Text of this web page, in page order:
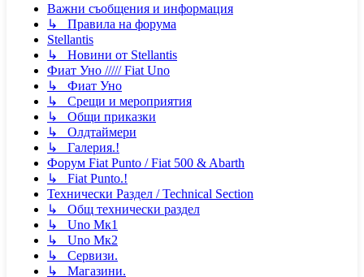
Важни съобщения и информация
↳ Правила на форума
Stellantis
↳ Новини от Stellantis
Фиат Уно ///// Fiat Uno
↳ Фиат Уно
↳ Срещи и мероприятия
↳ Общи приказки
↳ Олдтаймери
↳ Галерия.!
Форум Fiat Punto / Fiat 500 & Abarth
↳ Fiat Punto.!
Технически Раздел / Technical Section
↳ Общ технически раздел
↳ Uno Мк1
↳ Uno Мк2
↳ Сервизи.
↳ Магазини.